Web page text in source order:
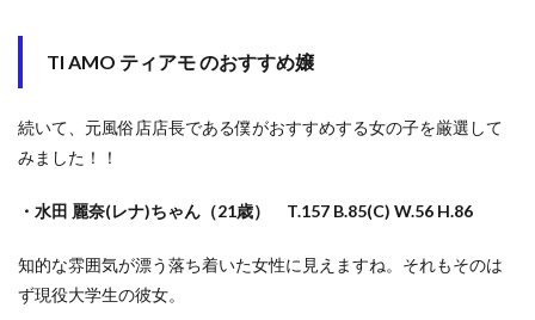
TI AMO ティアモ のおすすめ嬢
続いて、元風俗店店長である僕がおすすめする女の子を厳選して
みました！！
・水田 麗奈(レナ)ちゃん（21歳） T.157 B.85(C) W.56 H.86
知的な雰囲気が漂う落ち着いた女性に見えますね。それもそのは
ず現役大学生の彼女。